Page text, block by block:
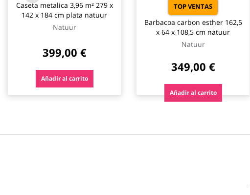
Caseta metalica 3,96 m² 279 x
142 x 184 cm plata natuur
Natuur
399,00 €
Añadir al carrito
TOP VENTAS
Barbacoa carbon esther 162,5
x 64 x 108,5 cm natuur
Natuur
349,00 €
Añadir al carrito